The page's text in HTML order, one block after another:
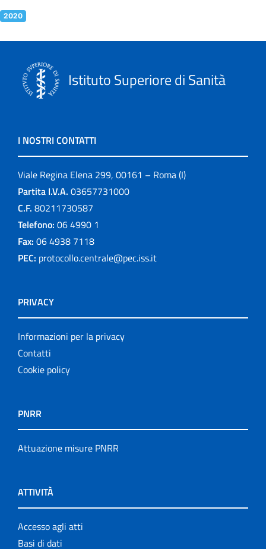
2020
Istituto Superiore di Sanità
I NOSTRI CONTATTI
Viale Regina Elena 299, 00161 – Roma (I)
Partita I.V.A. 03657731000
C.F. 80211730587
Telefono: 06 4990 1
Fax: 06 4938 7118
PEC: protocollo.centrale@pec.iss.it
PRIVACY
Informazioni per la privacy
Contatti
Cookie policy
PNRR
Attuazione misure PNRR
ATTIVITÀ
Accesso agli atti
Basi di dati